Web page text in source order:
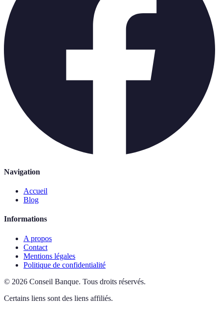
Navigation
Accueil
Blog
Informations
A propos
Contact
Mentions légales
Politique de confidentialité
© 2026 Conseil Banque. Tous droits réservés.
Certains liens sont des liens affiliés.